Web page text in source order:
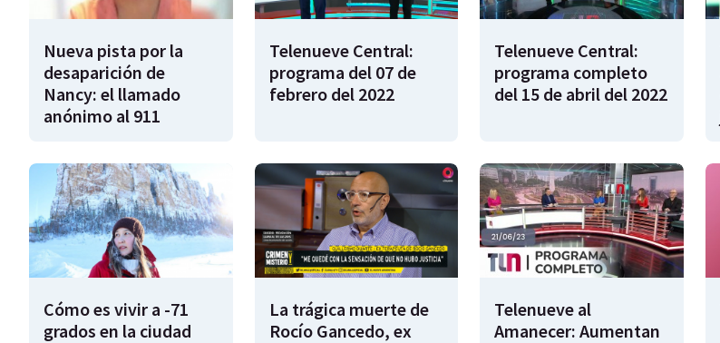
Nueva pista por la
desaparición de
Nancy: el llamado
anónimo al 911
Telenueve Central:
programa del 07 de
febrero del 2022
Telenueve Central:
programa completo
del 15 de abril del 2022
Cómo es vivir a -71
grados en la ciudad
La trágica muerte de
Rocío Gancedo, ex
Telenueve al
Amanecer: Aumentan